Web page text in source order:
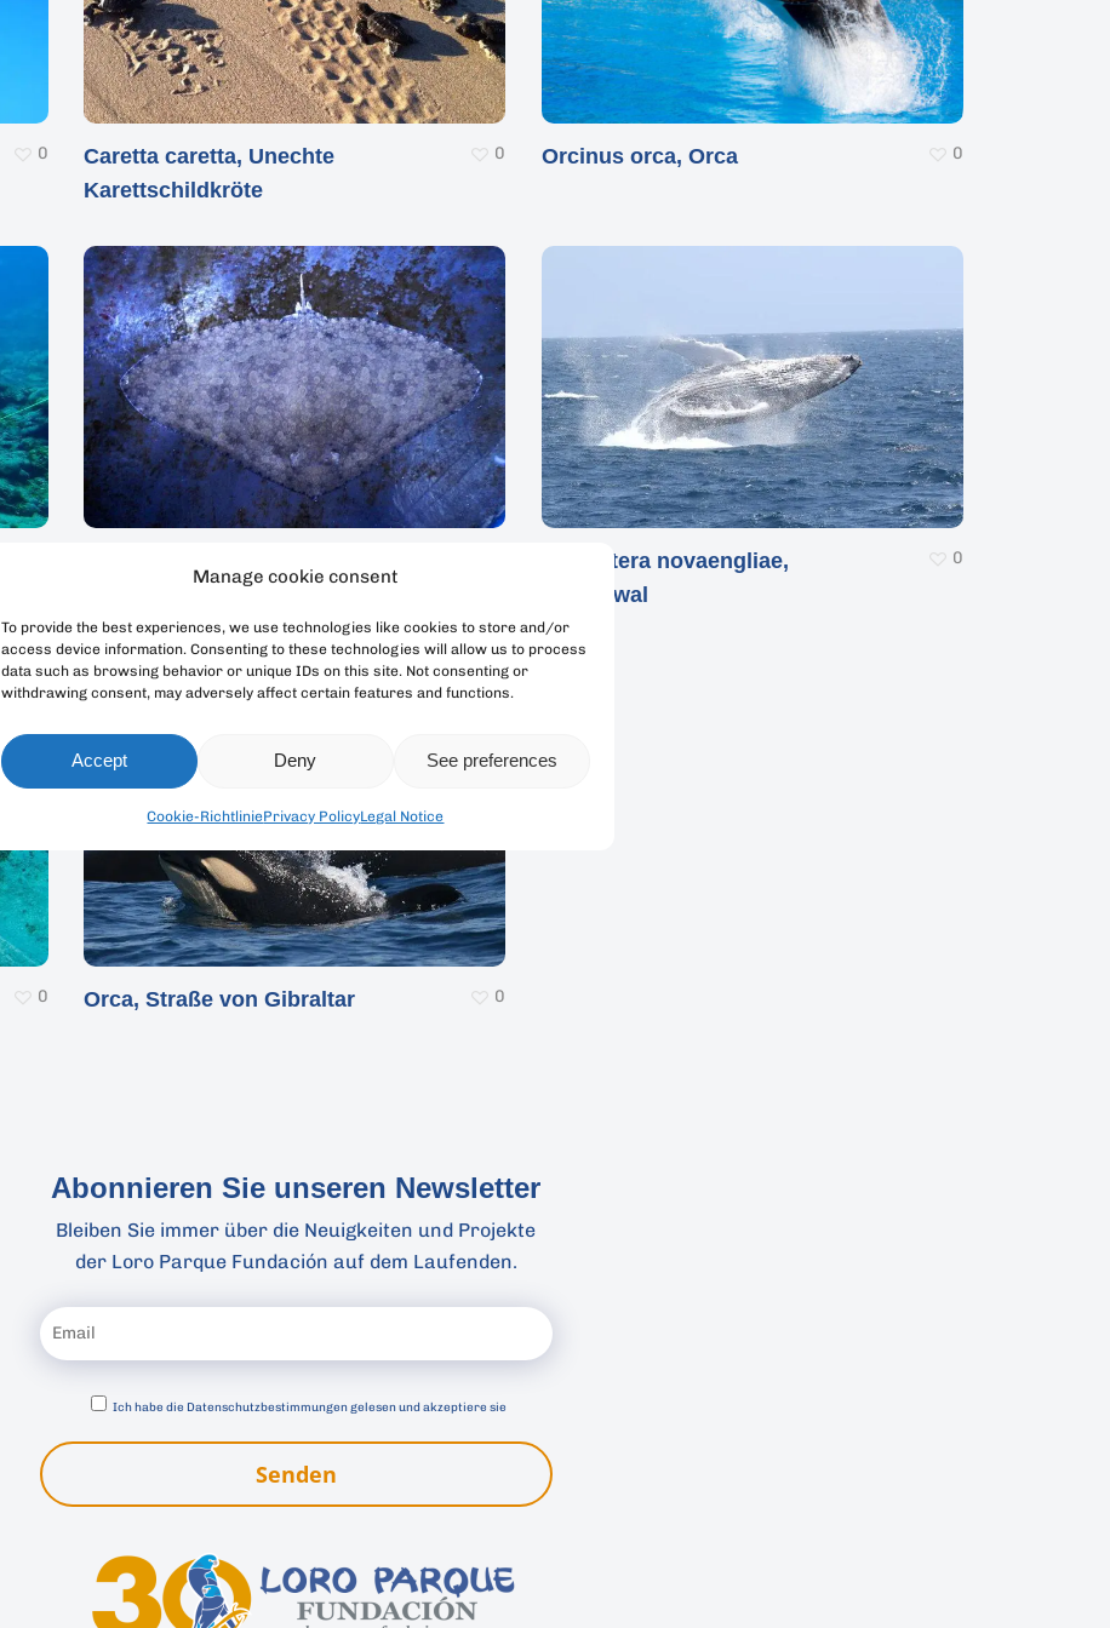
Manage cookie consent
To provide the best experiences, we use technologies like cookies to store and/or
access device information. Consenting to these technologies will allow us to process
data such as browsing behavior or unique IDs on this site. Not consenting or
withdrawing consent, may adversely affect certain features and functions.
Accept Deny See preferences
Cookie-RichtliniePrivacy PolicyLegal Notice
0
Caretta caretta, Unechte
Karettschildkröte
0 Orcinus orca, Orca 0
Megaptera novaengliae,
Buckelwal
0
0 Orca, Straße von Gibraltar 0
Abonnieren Sie unseren Newsletter
Bleiben Sie immer über die Neuigkeiten und Projekte
der Loro Parque Fundación auf dem Laufenden.
Ich habe die Datenschutzbestimmungen gelesen und akzeptiere sie
Senden